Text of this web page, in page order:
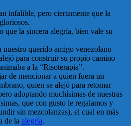
infalible, pero ciertamente que la
que la sincera alegría, bien vale su
nuestro querido amigo venezolano
para construir su propio camino
a la “Risoterapia”.
de mencionar a quien fuera un
quien se alejó para retomar
adoptando muchísimas de nuestras
que con gusto le regalamos y
sin mezcolanzas), el cual en más
de la alegría.